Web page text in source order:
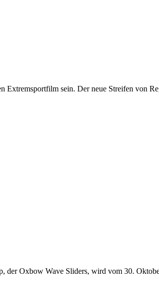
Extremsportfilm sein. Der neue Streifen von
der Oxbow Wave Sliders, wird vom 30.